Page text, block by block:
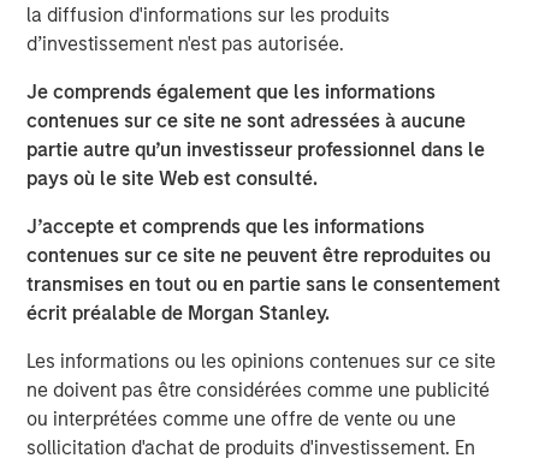
la diffusion d'informations sur les produits
d’investissement n'est pas autorisée.
Je comprends également que les informations
contenues sur ce site ne sont adressées à aucune
partie autre qu’un investisseur professionnel dans le
pays où le site Web est consulté.
J’accepte et comprends que les informations
contenues sur ce site ne peuvent être reproduites ou
transmises en tout ou en partie sans le consentement
écrit préalable de Morgan Stanley.
Les informations ou les opinions contenues sur ce site
ne doivent pas être considérées comme une publicité
ou interprétées comme une offre de vente ou une
sollicitation d'achat de produits d'investissement. En
Scott Steel
Managing Director